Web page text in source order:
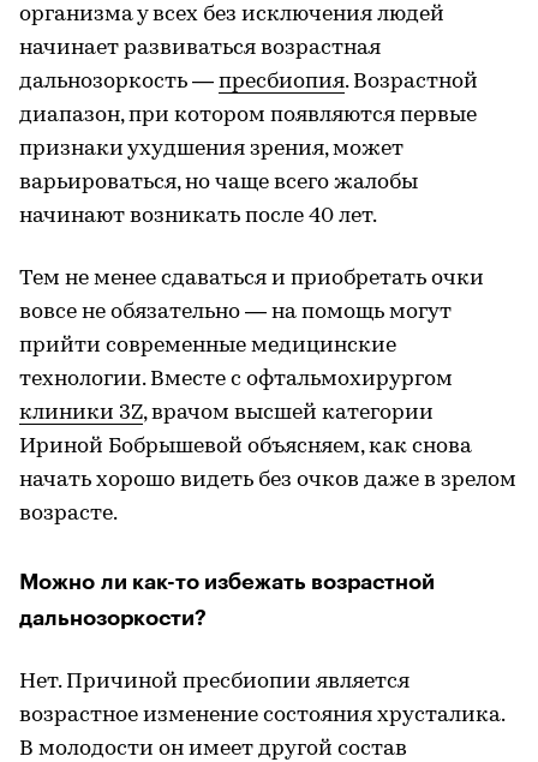
организма у всех без исключения людей
начинает развиваться возрастная
дальнозоркость — пресбиопия. Возрастной
диапазон, при котором появляются первые
признаки ухудшения зрения, может
варьироваться, но чаще всего жалобы
начинают возникать после 40 лет.
Тем не менее сдаваться и приобретать очки
вовсе не обязательно — на помощь могут
прийти современные медицинские
технологии. Вместе с офтальмохирургом
клиники 3Z, врачом высшей категории
Ириной Бобрышевой объясняем, как снова
начать хорошо видеть без очков даже в зрелом
возрасте.
Можно ли как-то избежать возрастной
дальнозоркости?
Нет. Причиной пресбиопии является
возрастное изменение состояния хрусталика.
В молодости он имеет другой состав